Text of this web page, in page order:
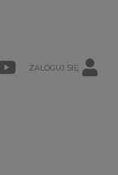
ZALOGUJ SIĘ